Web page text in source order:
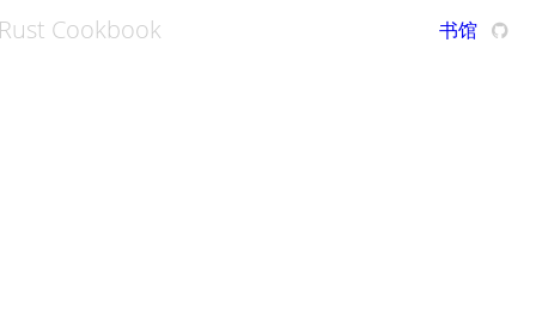
Cookbook 书馆